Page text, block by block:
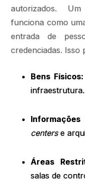
autorizados.
funciona como
entrada de
credenciadas. Isso
Bens Físicos:
infraestrutura.
Informações
centerse
Áreas
salas de